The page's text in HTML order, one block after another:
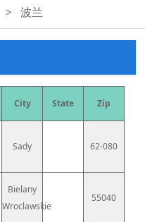
> 波兰
City State Zip
Sady 62-080
Bielany
Wroclawskie
55040